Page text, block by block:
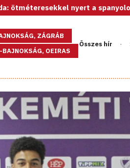
nyert a spanyolok elleni
ZÁGRÁB
OEIRAS
Összes hír